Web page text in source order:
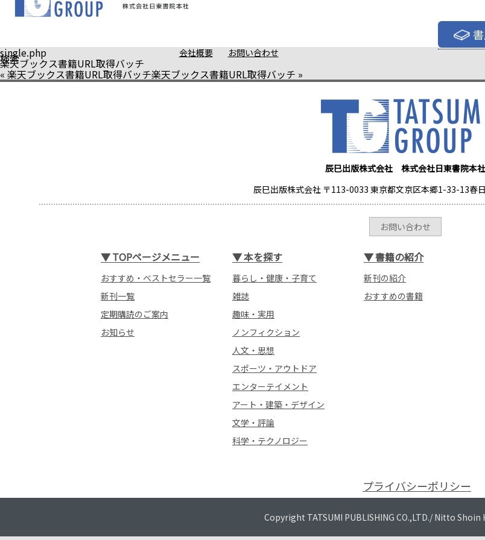
会社概要 お問い合わせ
検索
single.php
楽天ブックス書籍URL取得バッチ
« 楽天ブックス書籍URL取得バッチ楽天ブックス書籍URL取得バッチ »
辰巳出版株式会社 株式会社日東書院本社
辰巳出版株式会社 〒113-0033 東京都文京区本郷1-33-13春
お問い合わせ
▼TOPページメニュー
おすすめ・ベストセラー一覧
新刊一覧
定期購読のご案内
お知らせ
▼本を探す
暮らし・健康・子育て
雑誌
趣味・実用
ノンフィクション
人文・思想
スポーツ・アウトドア
エンターテイメント
アート・建築・デザイン
文学・評論
科学・テクノロジー
▼書籍の紹介
新刊の紹介
おすすめの書籍
プライバシーポリシー
Copyright TATSUMI PUBLISHING CO.,LTD./ Nitto Shoin